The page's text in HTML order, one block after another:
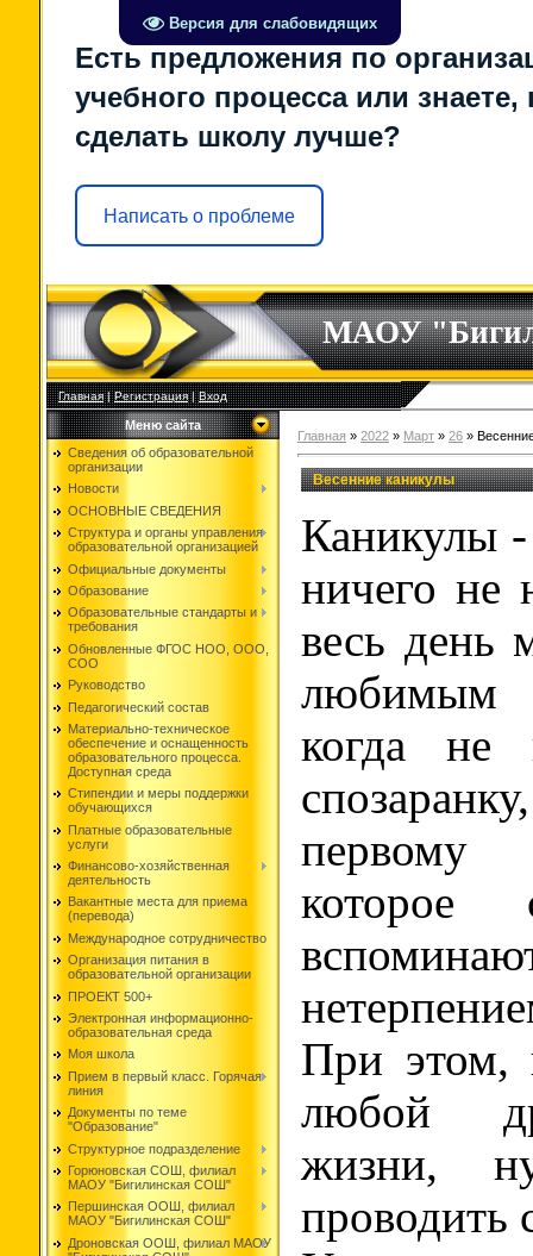
Версия для слабовидящих
Есть предложения по
учебного процесса или знаете,
сделать школу лучше?
Написать о проблеме
МАОУ
Главная|Регистрация|Вход
Меню сайта
Сведения об образовательной
организации
Новости
ОСНОВНЫЕ СВЕДЕНИЯ
Структура и органы управления
образовательной организацией
Официальные документы
Образование
Образовательные стандарты и
требования
Обновленные ФГОС НОО, ООО,
СОО
Руководство
Педагогический состав
Материально-техническое
обеспечение и оснащенность
образовательного процесса.
Доступная среда
Стипендии и меры поддержки
обучающихся
Платные образовательные
услуги
Финансово-хозяйственная
деятельность
Вакантные места для приема
(перевода)
Международное сотрудничество
Организация питания в
образовательной организации
ПРОЕКТ 500+
Электронная информационно-
образовательная среда
Моя школа
Прием в первый класс. Горячая
линия
Документы по теме
"Образование"
Структурное подразделение
Горюновская СОШ, филиал
МАОУ "Бигилинская СОШ"
Першинская ООШ, филиал
МАОУ "Бигилинская СОШ"
Дроновская ООШ, филиал МАОУ
Главная » 2022 » Март » 26 »
Весенние каникулы
Каникулы -
ничего не
весь день
любимым
когда не
первому
которое
При этом,
любой
жизни,
проводить